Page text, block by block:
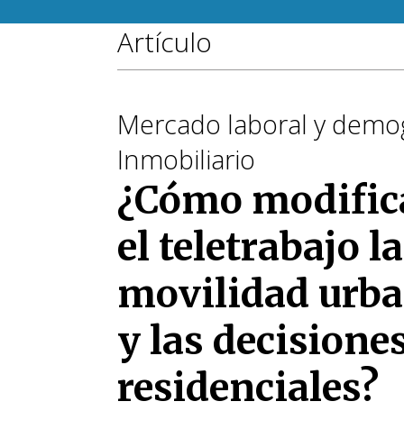
Artículo
Mercado laboral y
Inmobiliario
¿Cómo
el teletrabajo la
movilidad
y las
residenciales?